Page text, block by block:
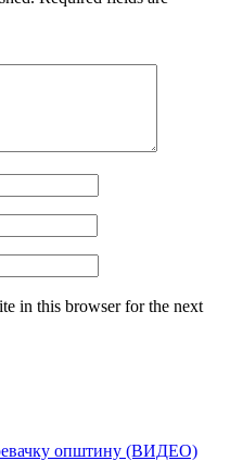
in this browser for the next
општину (ВИДЕО)